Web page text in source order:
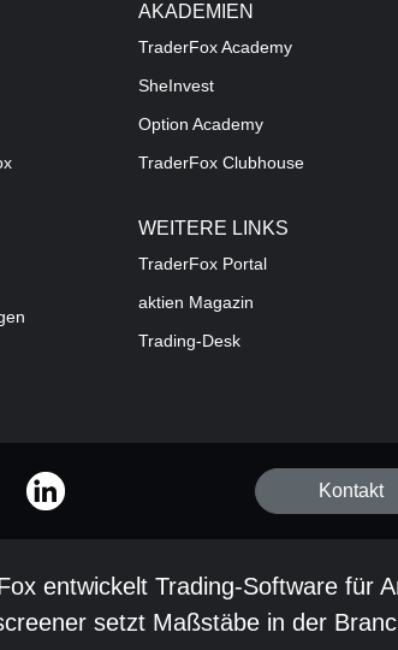
AKADEMIEN
TraderFox Academy
SheInvest
Option Academy
TraderFox Clubhouse
WEITERE LINKS
TraderFox Portal
aktien Magazin
Trading-Desk
Kontakt
entwickelt Trading-Software für
setzt Maßstäbe in der